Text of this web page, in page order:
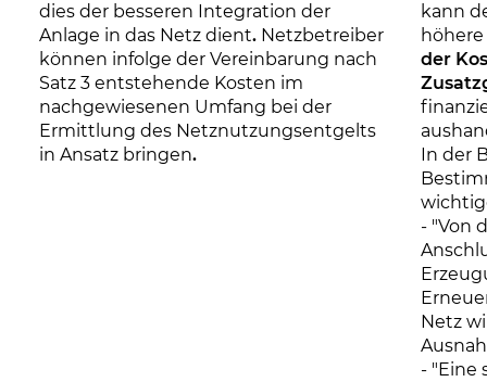
dies der besseren Integration der
Anlage in das Netz dient. Netzbetreiber
können infolge der Vereinbarung nach
Satz 3 entstehende Kosten im
nachgewiesenen Umfang bei der
Ermittlung des Netznutzungsentgelts
in Ansatz bringen.
kann
der
In der
- "Von
Netz
- "Eine